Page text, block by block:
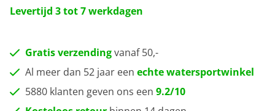
Levertijd 3 tot 7 werkdagen
Gratis verzendingvanaf 50,-
Al meer dan 52 jaar een echte watersportwinkel
5880 klanten geven ons een 9.2/10